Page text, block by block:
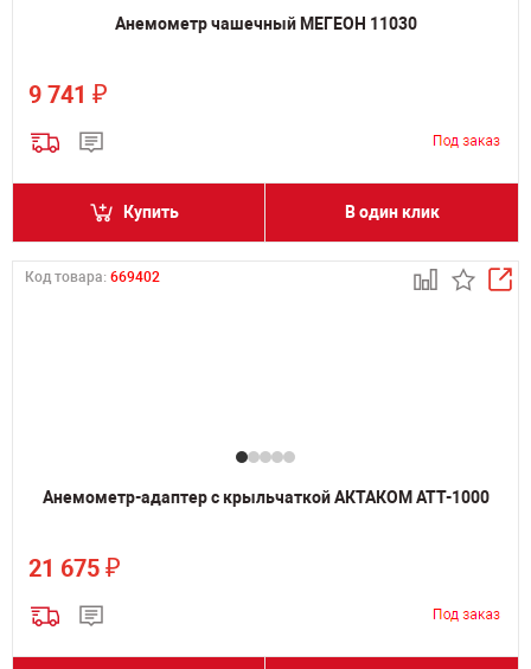
Анемометр чашечный МЕГЕОН 11030
9 741 ₽
Купить В один клик
Код товара: 669402
Анемометр-адаптер с крыльчаткой АКТАКОМ АТТ-1000
21 675 ₽